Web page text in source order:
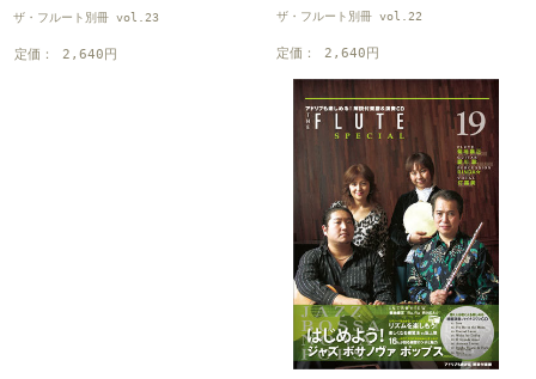
ザ・フルート別冊 vol.23
定価： 2,640円
ザ・フルート別冊 vol.22
定価： 2,640円